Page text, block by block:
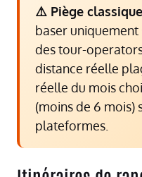
⚠️ Piège
baser
des tour-
distance réelle
réelle du mois
(moins de 6 mois)
plateformes.